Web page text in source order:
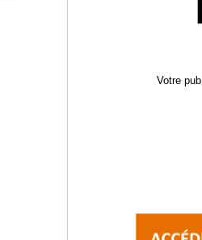
Votre